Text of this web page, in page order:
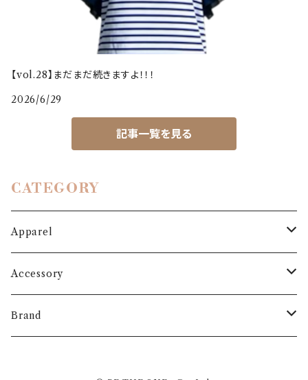
【vol.28】まだまだ続きますよ！！！
2026/6/29
記事一覧を見る
CATEGORY
Apparel
Outer
Coat
Bottoms
Accessory
Shoes
Brand